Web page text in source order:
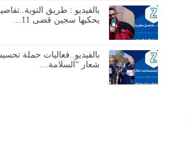
بالفيديو : طريق
يحكيها سجين قضى 11…
بالفيديو..فعاليات حملة
شعار “السلامة…